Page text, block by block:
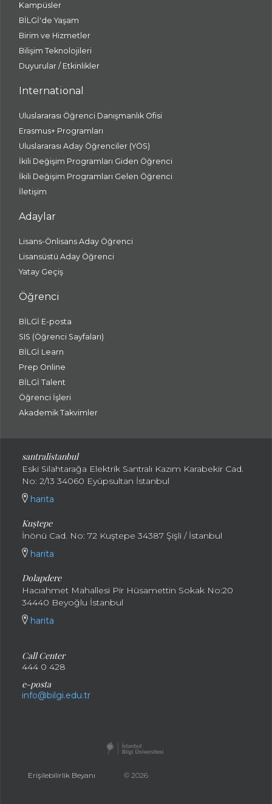
Kampüsler
BİLGİ'de Yaşam
Birim ve Hizmetler
Bilişim Teknolojileri
Duyurular / Etkinlikler
International
Uluslararası Öğrenci Danışmanlık Ofisi
Erasmus+ Programları
Uluslararası Aday Öğrenciler (YÖS)
İkili Değişim Programları Giden Öğrenci
İkili Değişim Programları Gelen Öğrenci
İletişim
Adaylar
Lisans-Önlisans Aday Öğrenci
Lisansüstü Aday Öğrenci
Yatay Geçiş
Öğrenci
BİLGİ E-posta
SIS (Öğrenci Sayfaları)
BİLGİ Learn
Prep Online
BİLGİ Talent
Öğrenci İşleri
Akademik Takvimler
santralistanbul
Eski Silahtarağa Elektrik Santralı Kazım Karabekir Cad.
No: 2/13 34060 Eyüpsultan İstanbul
harita
Kuştepe
İnönü Cad. No: 72 Kuştepe 34387 Şişli / İstanbul
harita
Dolapdere
Hacıahmet Mahallesi Pir Hüsamettin Sokak No:20
34440 Beyoğlu İstanbul
harita
Call Center
444 0 428
e-posta
info@bilgi.edu.tr
Erişilebilirlik Beyanı © 2026